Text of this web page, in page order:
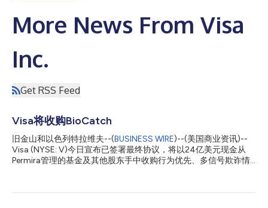
More News From Visa
Inc.
Get RSS Feed
Visa将收购BioCatch
旧金山和以色列特拉维夫--(BUSINESS WIRE)--(美国商业资讯)--
Visa (NYSE: V)今日宣布已签署最终协议，将以24亿美元现金从
Permira管理的基金及其他股东手中收购行为优先、多信号欺诈情
护自身及其客户免受日益严重的账户接管、诈骗、洗钱和申请欺诈